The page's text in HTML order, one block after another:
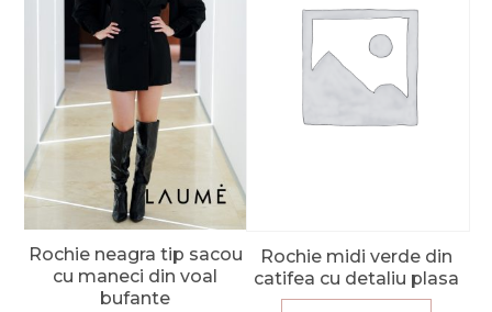
Rochie neagra tip sacou
cu maneci din voal
bufante
Rochie midi verde din
catifea cu detaliu plasa